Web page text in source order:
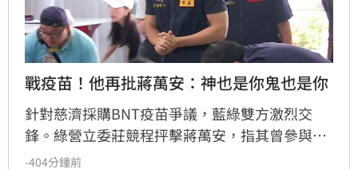
戰疫苗！他再批蔣萬安：神也是你鬼也是你
針對慈濟採購BNT疫苗爭議，藍綠雙方激烈交
鋒。綠營立委莊競程抨擊蔣萬安，指其曾參與疫
苗採購秘密會議，明知政府努力爭取疫苗並面臨
-404分鐘前